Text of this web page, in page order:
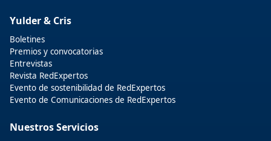
Yulder & Cris
Boletines
Premios y convocatorias
Entrevistas
Revista RedExpertos
Evento de sostenibilidad de RedExpertos
Evento de Comunicaciones de RedExpertos
Nuestros Servicios